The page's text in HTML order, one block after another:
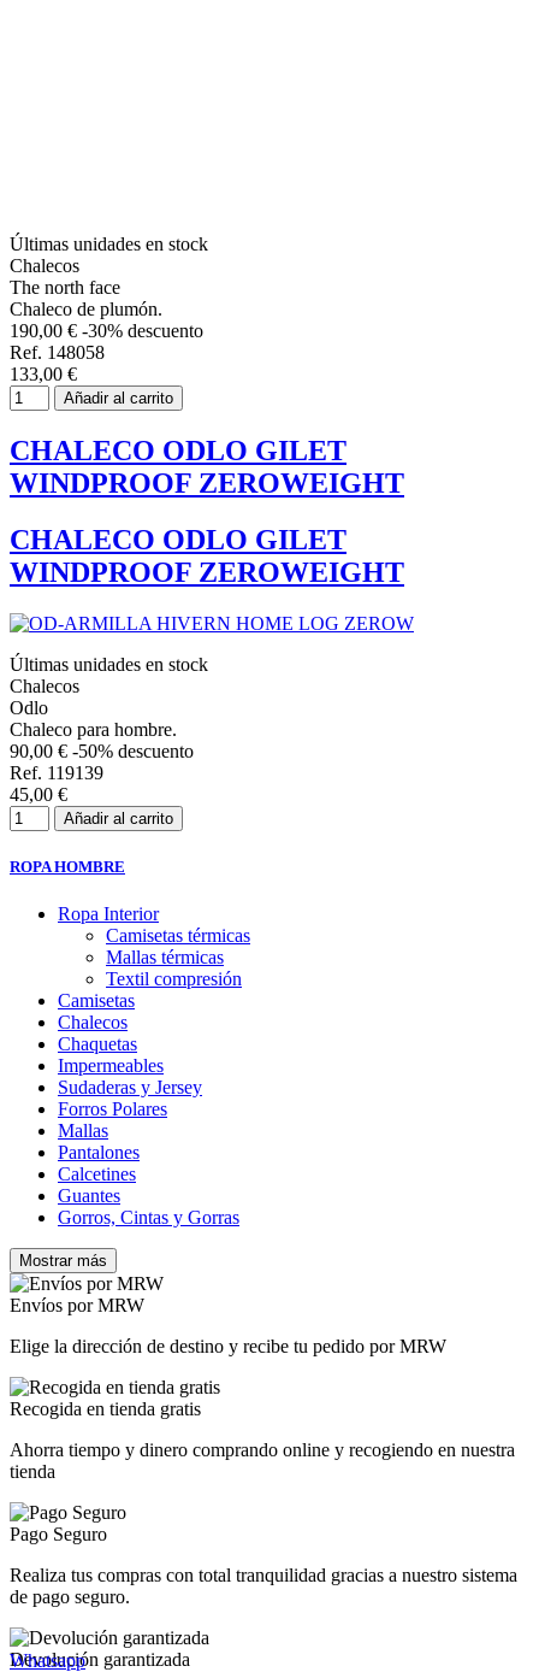
Whatsapp
Últimas unidades en stock
Chalecos
The north face
Chaleco de plumón.
190,00 € -30% descuento
Ref. 148058
133,00 €
Añadir al carrito
CHALECO ODLO GILET
WINDPROOF ZEROWEIGHT
CHALECO ODLO GILET
WINDPROOF ZEROWEIGHT
Últimas unidades en stock
Chalecos
Odlo
Chaleco para hombre.
90,00 € -50% descuento
Ref. 119139
45,00 €
Añadir al carrito
ROPA HOMBRE
Ropa Interior
Camisetas térmicas
Mallas térmicas
Textil compresión
Camisetas
Chalecos
Chaquetas
Impermeables
Sudaderas y Jersey
Forros Polares
Mallas
Pantalones
Calcetines
Guantes
Gorros, Cintas y Gorras
Borrar
Precio
Fabricantes
EDAD
GÉNERO
HOMBRE
ANORAKS
CHALECOS
11
FORRO POLAR
Mostrar más
Envíos por MRW
Elige la dirección de destino y recibe tu pedido por MRW
Recogida en tienda gratis
Ahorra tiempo y dinero comprando online y recogiendo en nuestra
tienda
Pago Seguro
Realiza tus compras con total tranquilidad gracias a nuestro sistema
de pago seguro.
Devolución garantizada